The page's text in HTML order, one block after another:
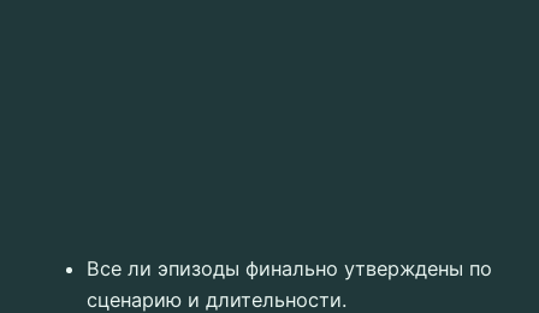
Все ли эпизоды финально утверждены по
сценарию и длительности.